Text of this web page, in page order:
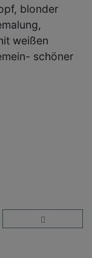
blonder
weißen
schöner